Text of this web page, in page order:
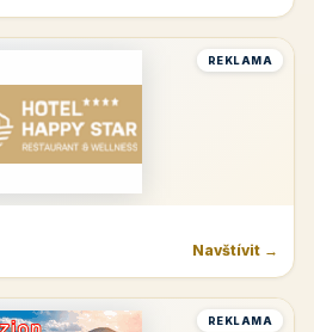
REKLAMA
Navštívit →
REKLAMA